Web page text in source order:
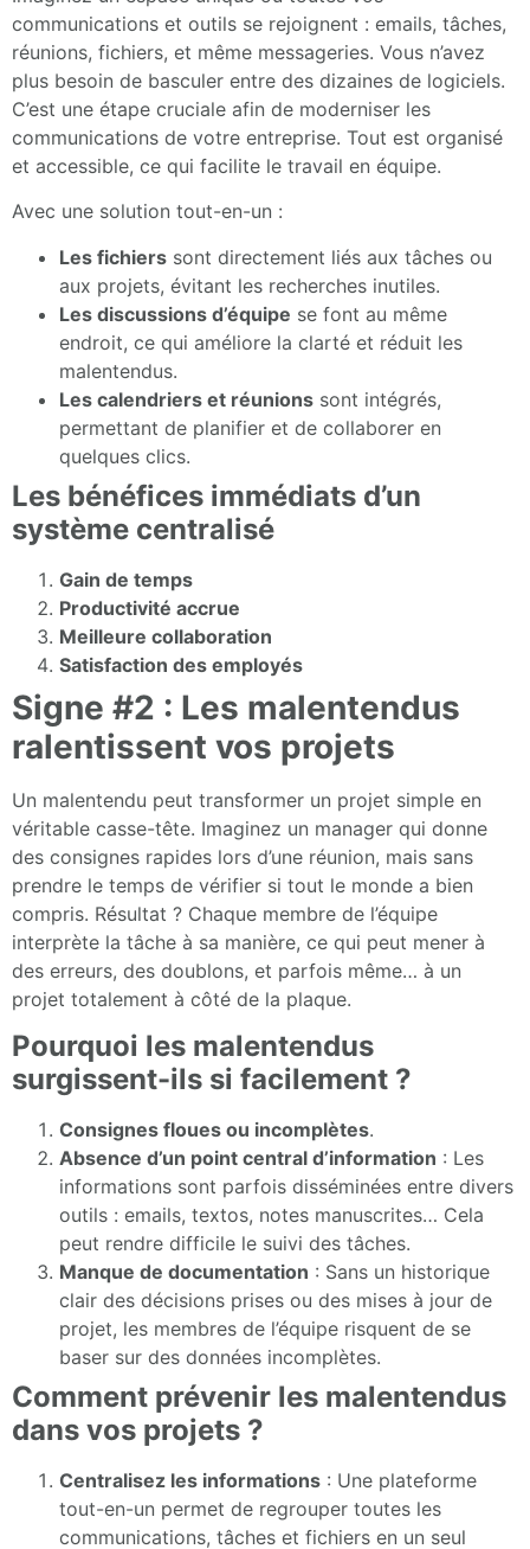
communications et outils se rejoignent : emails, tâches,
réunions, fichiers, et même messageries. Vous n’avez
plus besoin de basculer entre des dizaines de logiciels.
C’est une étape cruciale afin de moderniser les
communications de votre entreprise. Tout est organisé
et accessible, ce qui facilite le travail en équipe.
Avec une solution tout-en-un :
Les fichiers sont directement liés aux tâches ou
aux projets, évitant les recherches inutiles.
Les discussions d’équipe se font au même
endroit, ce qui améliore la clarté et réduit les
malentendus.
Les calendriers et réunions sont intégrés,
permettant de planifier et de collaborer en
quelques clics.
Les bénéfices immédiats d’un
système centralisé
Gain de temps
Productivité accrue
Meilleure collaboration
Satisfaction des employés
Signe #2 : Les malentendus
ralentissent vos projets
Un malentendu peut transformer un projet simple en
véritable casse-tête. Imaginez un manager qui donne
des consignes rapides lors d’une réunion, mais sans
prendre le temps de vérifier si tout le monde a bien
compris. Résultat ? Chaque membre de l’équipe
interprète la tâche à sa manière, ce qui peut mener à
des erreurs, des doublons, et parfois même… à un
projet totalement à côté de la plaque.
Pourquoi les malentendus
surgissent-ils si facilement ?
Consignes floues ou incomplètes.
Absence d’un point central d’information : Les
informations sont parfois disséminées entre divers
outils : emails, textos, notes manuscrites… Cela
peut rendre difficile le suivi des tâches.
Manque de documentation : Sans un historique
clair des décisions prises ou des mises à jour de
projet, les membres de l’équipe risquent de se
baser sur des données incomplètes.
Comment prévenir les malentendus
dans vos projets ?
Centralisez les informations : Une plateforme
tout-en-un permet de regrouper toutes les
communications, tâches et fichiers en un seul